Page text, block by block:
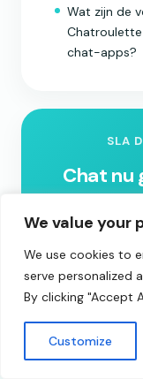
We value your
We use cookies to
serve personalized
By clicking "Accept
Customize
Wat zijn de
Chatroulette
chat-apps?
SLA
Chat nu